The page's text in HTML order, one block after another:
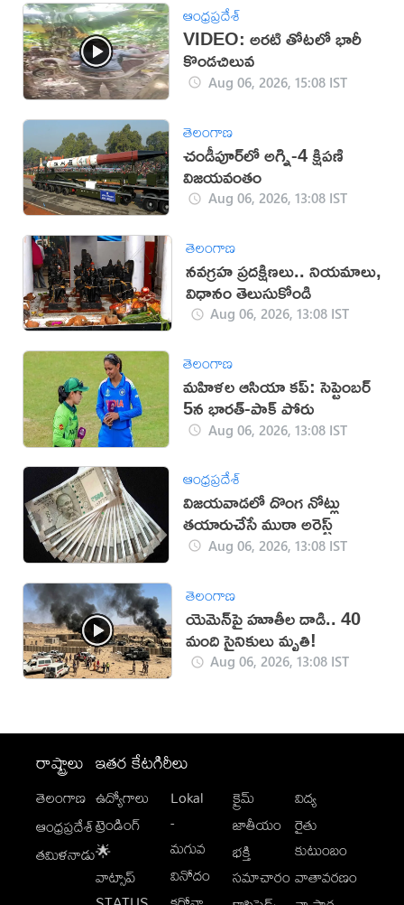
ఆంధ్రప్రదేశ్
VIDEO: అరటి తోటలో భారీ
కొండచిలువ
Aug 06, 2026, 15:08 IST
తెలంగాణ
చండీపూర్‌లో అగ్ని-4 క్షిపణి
విజయవంతం
Aug 06, 2026, 13:08 IST
తెలంగాణ
నవగ్రహ ప్రదక్షిణలు.. నియమాలు,
విధానం తెలుసుకోండి
Aug 06, 2026, 13:08 IST
తెలంగాణ
మహిళల ఆసియా కప్‌: సెప్టెంబర్
5న భారత్-పాక్ పోరు
Aug 06, 2026, 13:08 IST
ఆంధ్రప్రదేశ్
విజయవాడలో దొంగ నోట్లు
తయారుచేసే ముఠా అరెస్ట్
Aug 06, 2026, 13:08 IST
తెలంగాణ
యెమెన్‌పై హూతీల దాడి.. 40
మంది సైనికులు మృతి!
Aug 06, 2026, 13:08 IST
రాష్ట్రాలు
తెలంగాణ
ఆంధ్రప్రదేశ్
తమిళనాడు
ఇతర కేటగిరీలు
ఉద్యోగాలు
ట్రెండింగ్
🌟
వాట్సాప్
Lokal
-
మగువ
వినోదం
క్రైమ్
జాతీయం
భక్తి
సమాచారం
విద్య
రైతు
కుటుంబం
వాతావరణం